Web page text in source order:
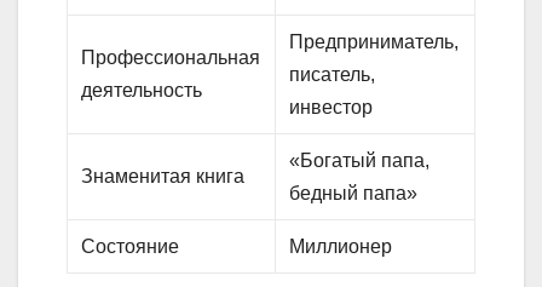
Профессиональная
деятельность
Предприниматель,
писатель,
инвестор
Знаменитая книга
«Богатый папа,
бедный папа»
Состояние Миллионер